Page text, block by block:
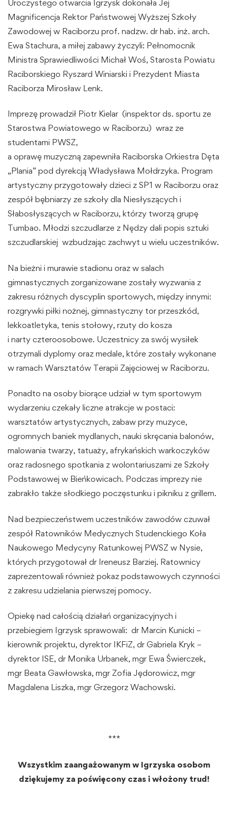
Uroczystego otwarcia Igrzysk dokonała Jej
Magnificencja Rektor Państwowej Wyższej Szkoły
Zawodowej w Raciborzu prof. nadzw. dr hab. inż. arch.
Ewa Stachura, a miłej zabawy życzyli: Pełnomocnik
Ministra Sprawiedliwości Michał Woś, Starosta Powiatu
Raciborskiego Ryszard Winiarski i Prezydent Miasta
Raciborza Mirosław Lenk.
Imprezę prowadził Piotr Kielar (inspektor ds. sportu ze
Starostwa Powiatowego w Raciborzu) wraz ze
studentami PWSZ,
a oprawę muzyczną zapewniła Raciborska Orkiestra Dęta
„Plania” pod dyrekcją Władysława Mołdrzyka. Program
artystyczny przygotowały dzieci z SP1 w Raciborzu oraz
zespół bębniarzy ze szkoły dla Niesłyszących i
Słabosłyszących w Raciborzu, którzy tworzą grupę
Tumbao. Młodzi szczudlarze z Nędzy dali popis sztuki
szczudlarskiej wzbudzając zachwyt u wielu uczestników.
Na bieżni i murawie stadionu oraz w salach
gimnastycznych zorganizowane zostały wyzwania z
zakresu różnych dyscyplin sportowych, między innymi:
rozgrywki piłki nożnej, gimnastyczny tor przeszkód,
lekkoatletyka, tenis stołowy, rzuty do kosza
i narty czteroosobowe. Uczestnicy za swój wysiłek
otrzymali dyplomy oraz medale, które zostały wykonane
w ramach Warsztatów Terapii Zajęciowej w Raciborzu.
Ponadto na osoby biorące udział w tym sportowym
wydarzeniu czekały liczne atrakcje w postaci:
warsztatów artystycznych, zabaw przy muzyce,
ogromnych baniek mydlanych, nauki skręcania balonów,
malowania twarzy, tatuaży, afrykańskich warkoczyków
oraz radosnego spotkania z wolontariuszami ze Szkoły
Podstawowej w Bieńkowicach. Podczas imprezy nie
zabrakło także słodkiego poczęstunku i pikniku z grillem.
Nad bezpieczeństwem uczestników zawodów czuwał
zespół Ratowników Medycznych Studenckiego Koła
Naukowego Medycyny Ratunkowej PWSZ w Nysie,
których przygotował dr Ireneusz Barziej. Ratownicy
zaprezentowali również pokaz podstawowych czynności
z zakresu udzielania pierwszej pomocy.
Opiekę nad całością działań organizacyjnych i
przebiegiem Igrzysk sprawowali: dr Marcin Kunicki –
kierownik projektu, dyrektor IKFiZ, dr Gabriela Kryk –
dyrektor ISE, dr Monika Urbanek, mgr Ewa Świerczek,
mgr Beata Gawłowska, mgr Zofia Jędorowicz, mgr
Magdalena Liszka, mgr Grzegorz Wachowski.
***
Wszystkim zaangażowanym w Igrzyska osobom
dziękujemy za poświęcony czas i włożony trud!